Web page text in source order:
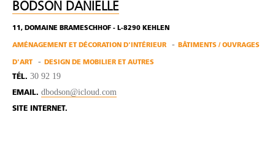
BODSON DANIELLE
11, DOMAINE BRAMESCHHOF - L-8290 KEHLEN
AMÉNAGEMENT ET DÉCORATION D'INTÉRIEUR BÂTIMENTS / OUVRAGES
D'ART DESIGN DE MOBILIER ET AUTRES
TÉL. 30 92 19
EMAIL. dbodson@icloud.com
SITE INTERNET.